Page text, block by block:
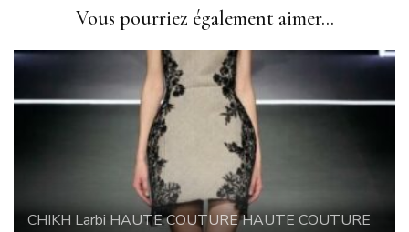
Vous pourriez également aimer...
CHIKH Larbi HAUTE COUTUREHAUTE COUTURE